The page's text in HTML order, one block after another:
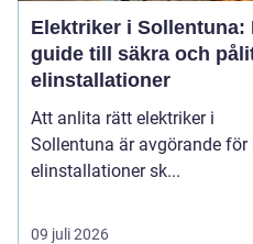
Elektriker i Sollentuna:
guide till säkra och
elinstallationer
Att anlita rätt elektriker i
Sollentuna är avgörande för
elinstallationer sk...
09 juli 2026